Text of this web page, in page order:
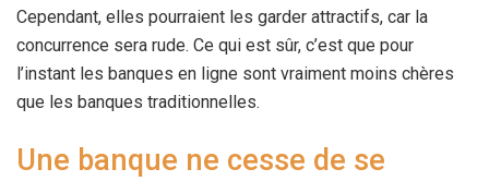
Cependant, elles pourraient les garder attractifs, car la
concurrence sera rude. Ce qui est sûr, c’est que pour
l’instant les banques en ligne sont vraiment moins chères
que les banques traditionnelles.
Une banque ne cesse de se